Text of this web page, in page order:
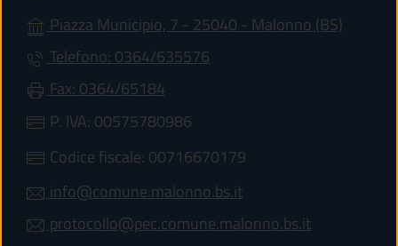
Piazza Municipio, 7 - 25040 - Malonno (BS)
Telefono: 0364/635576
Fax: 0364/65184
P. IVA: 00575780986
Codice fiscale: 00716670179
info@comune.malonno.bs.it
protocollo@pec.comune.malonno.bs.it